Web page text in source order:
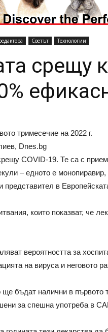
Светът Технологии
срещу
тримесечие на 2022 г.
Dnes.bg
COVID-19. Те са с
– едното е
в
които показват, че
вероятността за
на вируса и неговото
ще бъдат налични в първото
за спешна употреба в